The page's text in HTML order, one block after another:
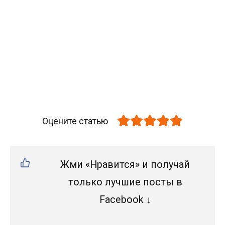
Оцените статью
Жми «Нравится» и получай
только лучшие посты в
Facebook ↓